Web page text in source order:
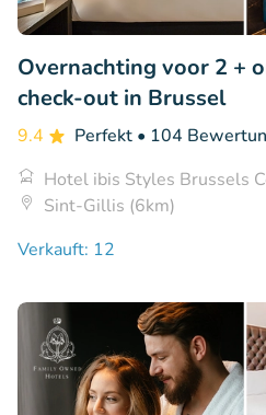
Overnachting voor 2 +
check-out in Brussel
9.4 Perfekt • 104
Hotel ibis Styles Brussels
Sint-Gillis (6km)
Verkauft: 12